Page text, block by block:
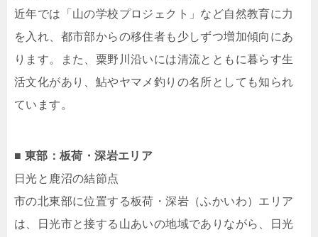
近年では「山の学校プロジェクト」など自然教育に力
を入れ、都市部からの移住者も少しずつ増加傾向にあ
ります。また、粟野川沿いには清流とともに暮らす生
活文化があり、鮎やヤマメ釣りの名所としても知られ
ています。
■ 東部：板荷・深岩エリア
日光と鹿沼の結節点
市の北東部に位置する板荷・深岩（ふかいわ）エリア
は、日光市と接する山あいの地域でありながら、日光